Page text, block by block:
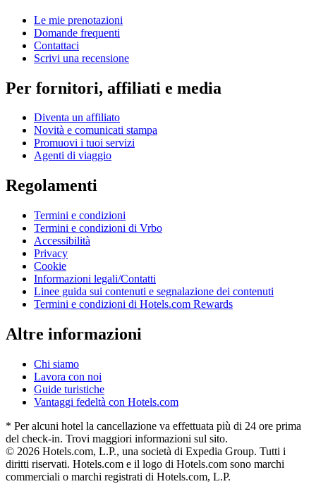
Le mie prenotazioni
Domande frequenti
Contattaci
Scrivi una recensione
Per fornitori, affiliati e media
Diventa un affiliato
Novità e comunicati stampa
Promuovi i tuoi servizi
Agenti di viaggio
Regolamenti
Termini e condizioni
Termini e condizioni di Vrbo
Accessibilità
Privacy
Cookie
Informazioni legali/Contatti
Linee guida sui contenuti e segnalazione dei contenuti
Termini e condizioni di Hotels.com Rewards
Altre informazioni
Chi siamo
Lavora con noi
Guide turistiche
Vantaggi fedeltà con Hotels.com
* Per alcuni hotel la cancellazione va effettuata più di 24 ore prima
del check-in. Trovi maggiori informazioni sul sito.
© 2026 Hotels.com, L.P., una società di Expedia Group. Tutti i
diritti riservati. Hotels.com e il logo di Hotels.com sono marchi
commerciali o marchi registrati di Hotels.com, L.P.